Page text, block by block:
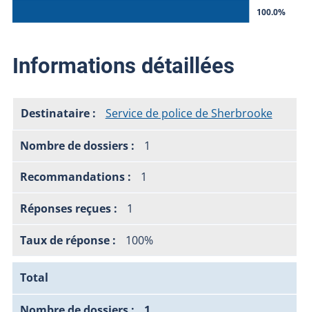
100.0%
Informations détaillées
Service de police de Sherbrooke
1
1
1
100%
Total